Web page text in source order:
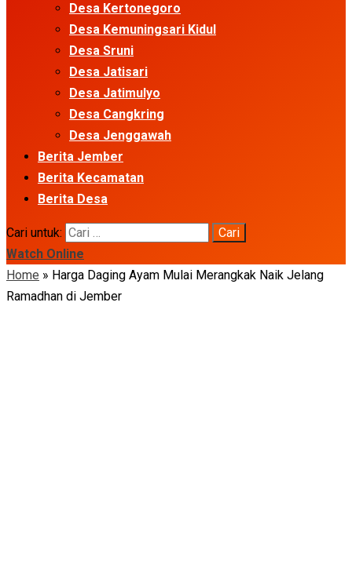
Desa Kertonegoro
Desa Kemuningsari Kidul
Desa Sruni
Desa Jatisari
Desa Jatimulyo
Desa Cangkring
Desa Jenggawah
Berita Jember
Berita Kecamatan
Berita Desa
Cari untuk:
Watch Online
Home » Harga Daging Ayam Mulai Merangkak Naik Jelang
Ramadhan di Jember